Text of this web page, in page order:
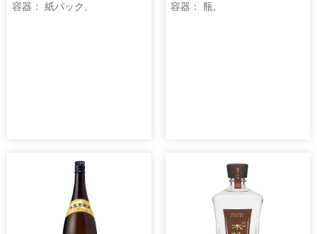
容器： 紙パック,
容器： 瓶,